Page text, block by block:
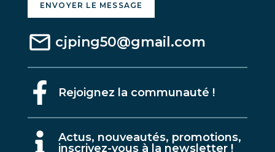
ENVOYER LE MESSAGE
cjping50@gmail.com
Rejoignez la communauté !
Actus, nouveautés, promotions,
inscrivez-vous à la newsletter !